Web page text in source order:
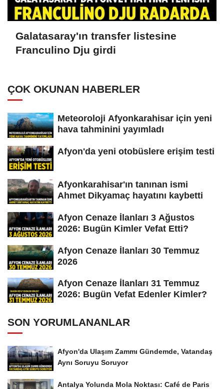
Galatasaray'ın transfer listesine
Franculino Dju girdi
ÇOK OKUNAN HABERLER
Meteoroloji Afyonkarahisar için yeni
hava tahminini yayımladı
Afyon'da yeni otobüslere erişim testi
Afyonkarahisar'ın tanınan ismi
Ahmet Dikyamaç hayatını kaybetti
Afyon Cenaze İlanları 3 Ağustos
2026: Bugün Kimler Vefat Etti?
Afyon Cenaze İlanları 30 Temmuz
2026
Afyon Cenaze İlanları 31 Temmuz
2026: Bugün Vefat Edenler Kimler?
SON YORUMLANANLAR
Afyon'da Ulaşım Zammı Gündemde, Vatandaş
Aynı Soruyu Soruyor
Antalya Yolunda Mola Noktası: Café de Paris